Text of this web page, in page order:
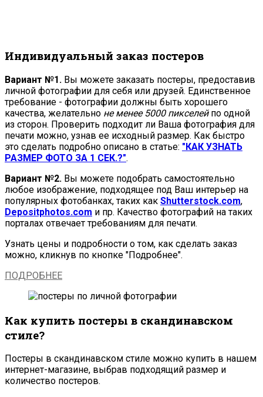
Индивидуальный заказ постеров
Вариант №1. Вы можете заказать постеры, предоставив
личной фотографии для себя или друзей. Единственное
требование - фотографии должны быть хорошего
качества, желательно не менее 5000 пикселейпо одной
из сторон. Проверить подходит ли Ваша фотография для
печати можно, узнав ее исходный размер. Как быстро
это сделать подробно описано в статье: "КАК УЗНАТЬ
РАЗМЕР ФОТО ЗА 1 СЕК.?".
Вариант №2. Вы можете подобрать самостоятельно
любое изображение, подходящее под Ваш интерьер на
популярных фотобанках, таких как Shutterstock.com,
Depositphotos.com и пр. Качество фотографий на таких
порталах отвечает требованиям для печати.
Узнать цены и подробности о том, как сделать заказ
можно, кликнув по кнопке "Подробнее".
ПОДРОБНЕЕ
Как купить постеры в скандинавском
стиле?
Постеры в скандинавском стиле можно купить в нашем
интернет-магазине, выбрав подходящий размер и
количество постеров.